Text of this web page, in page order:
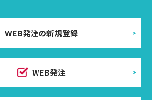
WEB発注の新規登録
WEB発注